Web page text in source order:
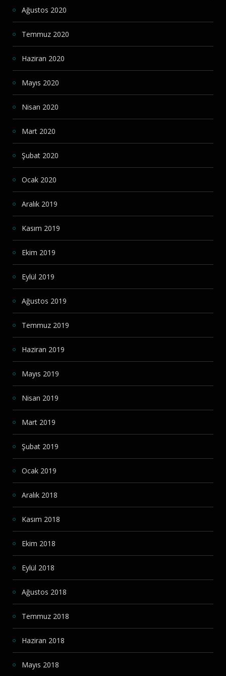
Ağustos 2020
Temmuz 2020
Haziran 2020
Mayıs 2020
Nisan 2020
Mart 2020
Şubat 2020
Ocak 2020
Aralık 2019
Kasım 2019
Ekim 2019
Eylül 2019
Ağustos 2019
Temmuz 2019
Haziran 2019
Mayıs 2019
Nisan 2019
Mart 2019
Şubat 2019
Ocak 2019
Aralık 2018
Kasım 2018
Ekim 2018
Eylül 2018
Ağustos 2018
Temmuz 2018
Haziran 2018
Mayıs 2018